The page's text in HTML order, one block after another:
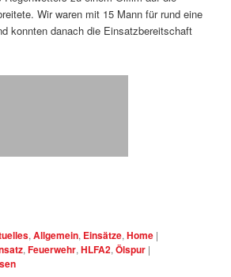
Wir waren mit 15 Mann für rund eine
konnten danach die Einsatzbereitschaft
,Allgemein, Einsätze,Home |
,Feuerwehr,HLFA2,Ölspur |